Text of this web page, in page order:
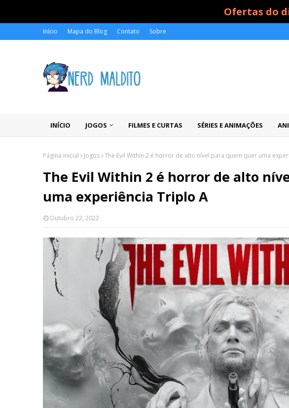
Ofertas do
Início Mapa do Blog Contato Sobre
INÍCIO JOGOS FILMES E CURTAS SÉRIES E ANIMAÇÕES
Página inicial Jogos The Evil Within 2 é horror de alto nível para quem quer uma
The Evil Within 2 é horror de alto
uma experiência Triplo A
Outubro 22, 2022